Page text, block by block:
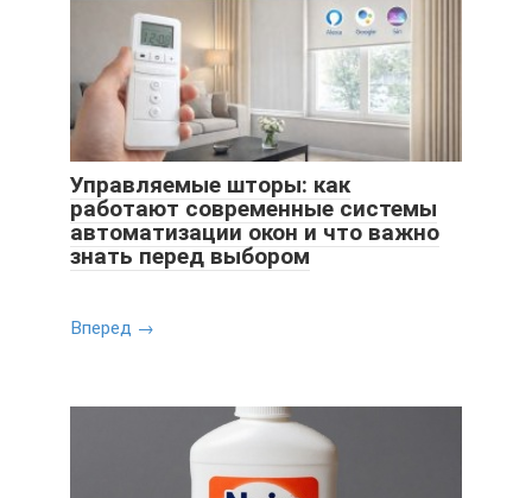
Управляемые шторы: как
работают современные системы
автоматизации окон и что важно
знать перед выбором
Вперед →